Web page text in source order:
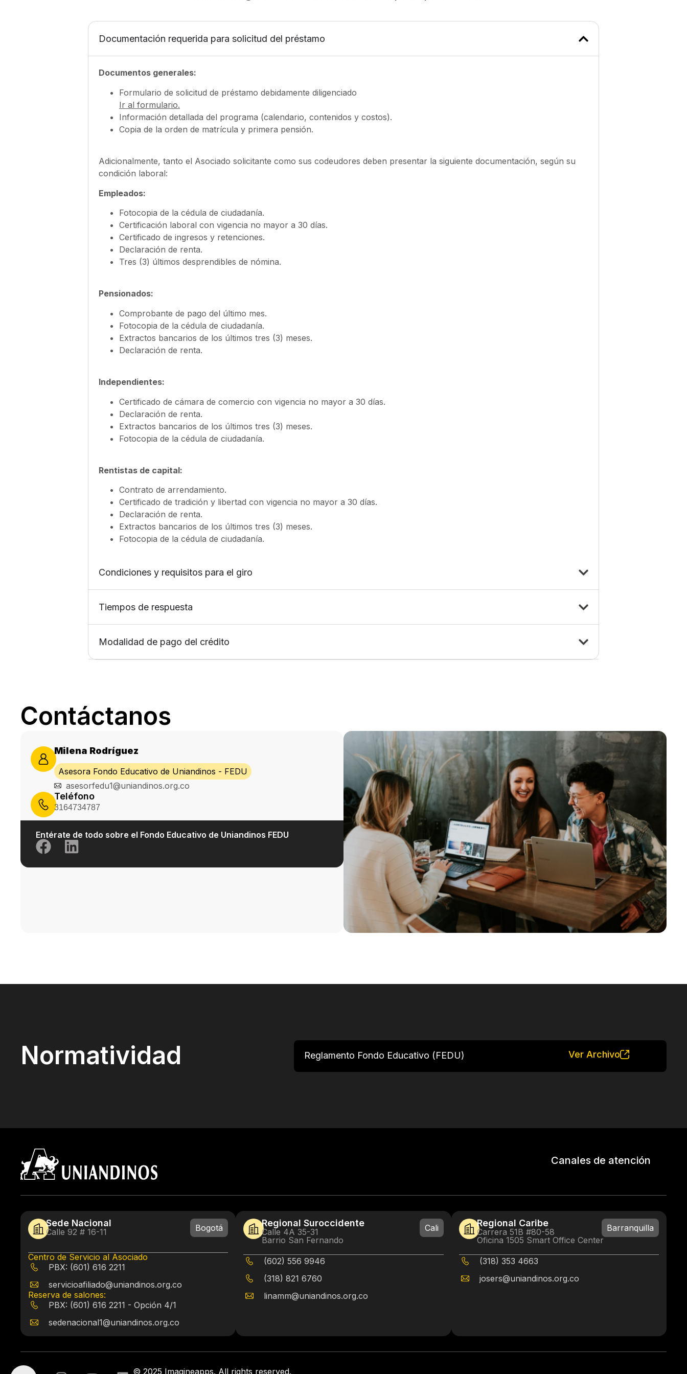
Documentación requerida para solicitud del préstamo
Documentos generales:
Formulario de solicitud de préstamo debidamente diligenciado
Ir al formulario.
Información detallada del programa (calendario, contenidos y costos).
Copia de la orden de matrícula y primera pensión.
Adicionalmente, tanto el Asociado solicitante como sus codeudores deben presentar la siguiente documentación, según su
condición laboral:
Empleados:
Fotocopia de la cédula de ciudadanía.
Certificación laboral con vigencia no mayor a 30 días.
Certificado de ingresos y retenciones.
Declaración de renta.
Tres (3) últimos desprendibles de nómina.
Pensionados:
Comprobante de pago del último mes.
Fotocopia de la cédula de ciudadanía.
Extractos bancarios de los últimos tres (3) meses.
Declaración de renta.
Independientes:
Certificado de cámara de comercio con vigencia no mayor a 30 días.
Declaración de renta.
Extractos bancarios de los últimos tres (3) meses.
Fotocopia de la cédula de ciudadanía.
Rentistas de capital:
Contrato de arrendamiento.
Certificado de tradición y libertad con vigencia no mayor a 30 días.
Declaración de renta.
Extractos bancarios de los últimos tres (3) meses.
Fotocopia de la cédula de ciudadanía.
Condiciones y requisitos para el giro
Tiempos de respuesta
Modalidad de pago del crédito
Contáctanos
Milena Rodríguez
Asesora Fondo Educativo de Uniandinos - FEDU
asesorfedu1@uniandinos.org.co
Teléfono
3164734787
Entérate de todo sobre el Fondo Educativo de Uniandinos FEDU​
Normatividad Reglamento Fondo Educativo (FEDU) Ver Archivo
Canales de atención
Sede Nacional
Calle 92 # 16-11 Bogotá
Centro de Servicio al Asociado
PBX: (601) 616 2211
servicioafiliado@uniandinos.org.co
Reserva de salones:
PBX: (601) 616 2211 - Opción 4/1
sedenacional1@uniandinos.org.co
Regional Suroccidente
Calle 4A 35-31
Barrio San Fernando
Cali
(602) 556 9946
(318) 821 6760
linamm@uniandinos.org.co
Regional Caribe
Carrera 51B #80-58
Oficina 1505 Smart Office Center
Barranquilla
(318) 353 4663
josers@uniandinos.org.co
© 2025 Imagineapps. All rights reserved.